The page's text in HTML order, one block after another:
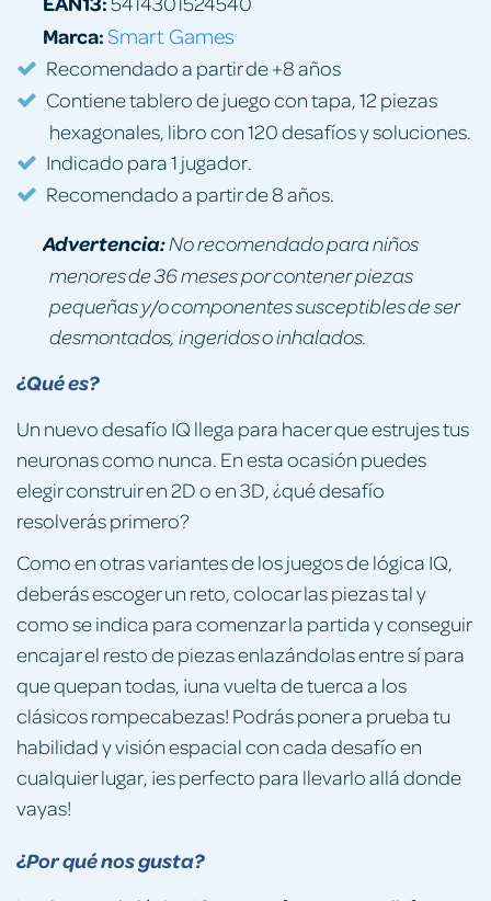
¿Qué es?
Un nuevo desafío IQ llega para hacer que estrujes tus
neuronas como nunca. En esta ocasión puedes
elegir construir en 2D o en 3D, ¿qué desafío
resolverás primero?
Como en otras variantes de los juegos de lógica IQ,
deberás escoger un reto, colocar las piezas tal y
como se indica para comenzar la partida y conseguir
encajar el resto de piezas enlazándolas entre sí para
que quepan todas, ¡una vuelta de tuerca a los
clásicos rompecabezas! Podrás poner a prueba tu
habilidad y visión espacial con cada desafío en
cualquier lugar, ¡es perfecto para llevarlo allá donde
vayas!
¿Por qué nos gusta?
Marca: Smart Games
Recomendado a partir de +8 años
Contiene tablero de juego con tapa, 12 piezas
hexagonales, libro con 120 desafíos y soluciones.
Indicado para 1 jugador.
Recomendado a partir de 8 años.
Advertencia:No recomendado para niños
menores de 36 meses por contener piezas
pequeñas y/o componentes susceptibles de ser
desmontados, ingeridos o inhalados.